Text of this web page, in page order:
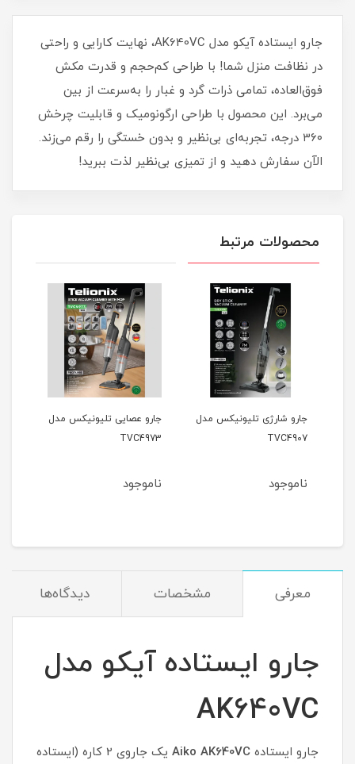
جارو ایستاده آیکو مدل AK640VC، نهایت کارایی و راحتی
در نظافت منزل شما! با طراحی کم‌حجم و قدرت مکش
فوق‌العاده، تمامی ذرات گرد و غبار را به‌سرعت از بین
می‌برد. این محصول با طراحی ارگونومیک و قابلیت چرخش
۳۶۰ درجه، تجربه‌ای بی‌نظیر و بدون خستگی را رقم می‌زند.
الآن سفارش دهید و از تمیزی بی‌نظیر لذت ببرید!
محصولات مرتبط
جارو شارژی تلیونیکس مدل
TVC4907
ناموجود
جارو عصایی تلیونیکس مدل
TVC4973
ناموجود
معرفی مشخصات دیدگاه‌ها
جارو ایستاده آیکو مدل
AK640VC
جارو ایستاده Aiko AK640VC
یک جاروی 2 کاره (ایستاده